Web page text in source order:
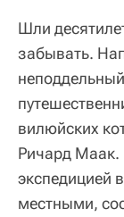
Шли
забывать.
вилюйских
Ричард Маак.
экспедицией
местными,